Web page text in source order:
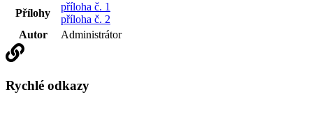
Přílohy
příloha č. 1
příloha č. 2
Autor
Administrátor
Rychlé odkazy